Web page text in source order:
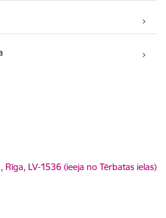
Rīga, LV-1536 (ieeja no Tērbatas ielas)